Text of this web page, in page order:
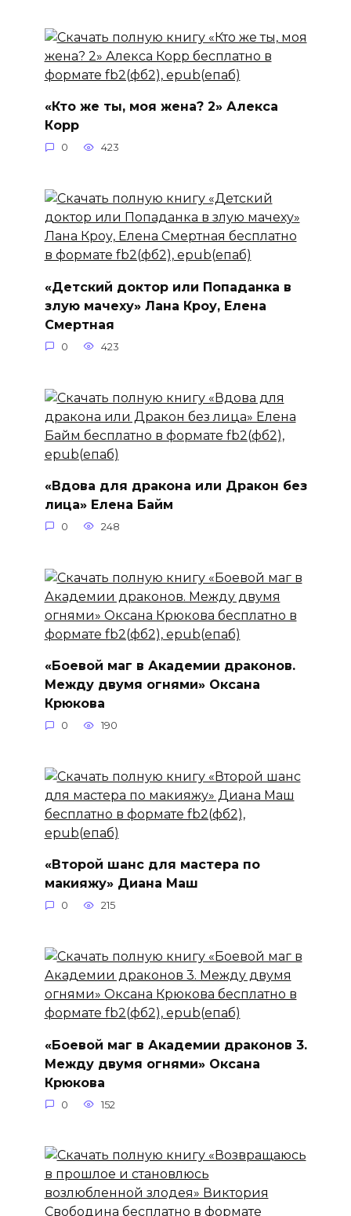
«Кто же ты, моя жена? 2» Алекса
Корр
0 423
«Детский доктор или Попаданка в
злую мачеху» Лана Кроу, Елена
Смертная
0 423
«Вдова для дракона или Дракон без
лица» Елена Байм
0 248
«Боевой маг в Академии драконов.
Между двумя огнями» Оксана
Крюкова
0 190
«Второй шанс для мастера по
макияжу» Диана Маш
0 215
«Боевой маг в Академии драконов 3.
Между двумя огнями» Оксана
Крюкова
0 152